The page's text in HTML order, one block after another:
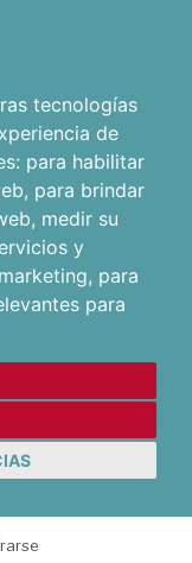
tecnologías
de
para habilitar
, para brindar
, medir su
y
, para
para